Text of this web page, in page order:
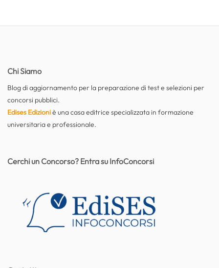
Chi Siamo
Blog di aggiornamento per la preparazione di test e selezioni per
concorsi pubblici.
Edises Edizioniè una casa editrice specializzata in formazione
universitaria e professionale.
Cerchi un Concorso? Entra su InfoConcorsi